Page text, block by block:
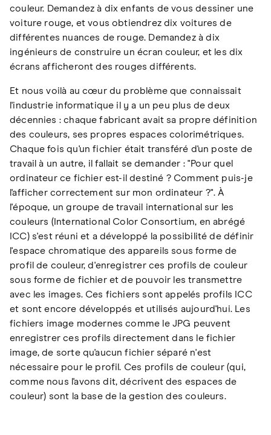
couleur. Demandez à dix enfants de vous dessiner une
voiture rouge, et vous obtiendrez dix voitures de
différentes nuances de rouge. Demandez à dix
ingénieurs de construire un écran couleur, et les dix
écrans afficheront des rouges différents.
Et nous voilà au cœur du problème que connaissait
l'industrie informatique il y a un peu plus de deux
décennies : chaque fabricant avait sa propre définition
des couleurs, ses propres espaces colorimétriques.
Chaque fois qu'un fichier était transféré d'un poste de
travail à un autre, il fallait se demander : "Pour quel
ordinateur ce fichier est-il destiné ? Comment puis-je
l'afficher correctement sur mon ordinateur ?". À
l'époque, un groupe de travail international sur les
couleurs (International Color Consortium, en abrégé
ICC) s'est réuni et a développé la possibilité de définir
l'espace chromatique des appareils sous forme de
profil de couleur, d'enregistrer ces profils de couleur
sous forme de fichier et de pouvoir les transmettre
avec les images. Ces fichiers sont appelés profils ICC
et sont encore développés et utilisés aujourd'hui. Les
fichiers image modernes comme le JPG peuvent
enregistrer ces profils directement dans le fichier
image, de sorte qu'aucun fichier séparé n'est
nécessaire pour le profil. Ces profils de couleur (qui,
comme nous l'avons dit, décrivent des espaces de
couleur) sont la base de la gestion des couleurs.